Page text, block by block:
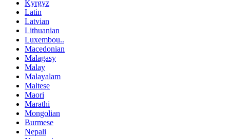
Kyrgyz
Latin
Latvian
Lithuanian
Luxembou..
Macedonian
Malagasy
Malay
Malayalam
Maltese
Maori
Marathi
Mongolian
Burmese
Nepali